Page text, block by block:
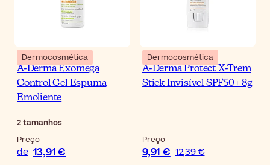
Dermocosmética
A-Derma Exomega
Control Gel Espuma
Emoliente
2tamanhos
Preço
de 13,91 €
Dermocosmética
A-Derma Protect X-Trem
Stick Invisível SPF50+ 8g
Preço
9,91 € 12,39 €